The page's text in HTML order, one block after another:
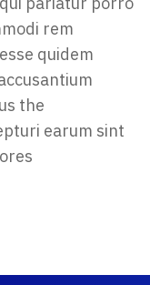
rem
quidem
the
earum sint